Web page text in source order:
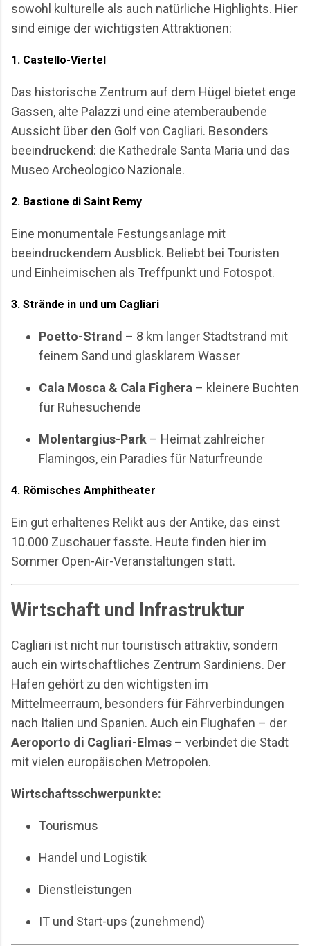
sowohl kulturelle als auch natürliche Highlights. Hier
sind einige der wichtigsten Attraktionen:
1. Castello-Viertel
Das historische Zentrum auf dem Hügel bietet enge
Gassen, alte Palazzi und eine atemberaubende
Aussicht über den Golf von Cagliari. Besonders
beeindruckend: die Kathedrale Santa Maria und das
Museo Archeologico Nazionale.
2. Bastione di Saint Remy
Eine monumentale Festungsanlage mit
beeindruckendem Ausblick. Beliebt bei Touristen
und Einheimischen als Treffpunkt und Fotospot.
3. Strände in und um Cagliari
Poetto-Strand – 8 km langer Stadtstrand mit
feinem Sand und glasklarem Wasser
Cala Mosca & Cala Fighera – kleinere Buchten
für Ruhesuchende
Molentargius-Park – Heimat zahlreicher
Flamingos, ein Paradies für Naturfreunde
4. Römisches Amphitheater
Ein gut erhaltenes Relikt aus der Antike, das einst
10.000 Zuschauer fasste. Heute finden hier im
Sommer Open-Air-Veranstaltungen statt.
Wirtschaft und Infrastruktur
Cagliari ist nicht nur touristisch attraktiv, sondern
auch ein wirtschaftliches Zentrum Sardiniens. Der
Hafen gehört zu den wichtigsten im
Mittelmeerraum, besonders für Fährverbindungen
nach Italien und Spanien. Auch ein Flughafen – der
Aeroporto di Cagliari-Elmas – verbindet die Stadt
mit vielen europäischen Metropolen.
Wirtschaftsschwerpunkte:
Tourismus
Handel und Logistik
Dienstleistungen
IT und Start-ups (zunehmend)